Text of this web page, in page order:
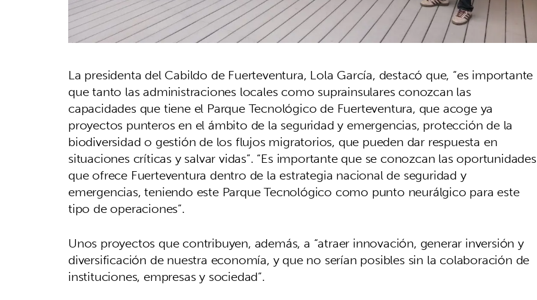
La presidenta del Cabildo de Fuerteventura, Lola García, destacó que, “es importante
que tanto las administraciones locales como suprainsulares conozcan las
capacidades que tiene el Parque Tecnológico de Fuerteventura, que acoge ya
proyectos punteros en el ámbito de la seguridad y emergencias, protección de la
biodiversidad o gestión de los flujos migratorios, que pueden dar respuesta en
situaciones críticas y salvar vidas”. “Es importante que se conozcan las oportunidades
que ofrece Fuerteventura dentro de la estrategia nacional de seguridad y
emergencias, teniendo este Parque Tecnológico como punto neurálgico para este
tipo de operaciones”.
Unos proyectos que contribuyen, además, a “atraer innovación, generar inversión y
diversificación de nuestra economía, y que no serían posibles sin la colaboración de
instituciones, empresas y sociedad”.